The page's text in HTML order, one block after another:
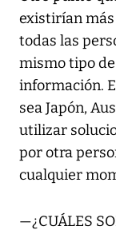
existirían
todas las
mismo tipo
información.
sea Japón,
utilizar
por otra
cualquier
—¿CUÁLES